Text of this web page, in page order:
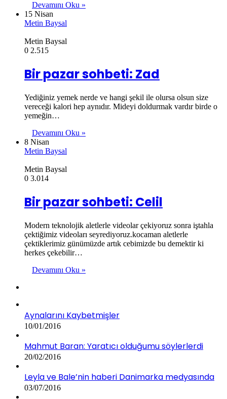
Devamını Oku »
15 Nisan
Metin Baysal
Metin Baysal
0 2.515
Bir pazar sohbeti: Zad
Yediğiniz yemek nerde ve hangi şekil ile olursa olsun size
vereceği kalori hep aynıdır. Mideyi doldurmak vardır birde o
yemeğin…
Devamını Oku »
8 Nisan
Metin Baysal
Metin Baysal
0 3.014
Bir pazar sohbeti: Celil
Modern teknolojik aletlerle videolar çekiyoruz sonra iştahla
çektiğimiz videoları seyrediyoruz.kocaman aletlerle
çektiklerimiz günümüzde artık cebimizde bu demektir ki
herkes çekebilir…
Devamını Oku »
Aynalarını Kaybetmişler
10/01/2016
Mahmut Baran: Yaratıcı olduğumu söylerlerdi
20/02/2016
Leyla ve Bale’nin haberi Danimarka medyasında
03/07/2016